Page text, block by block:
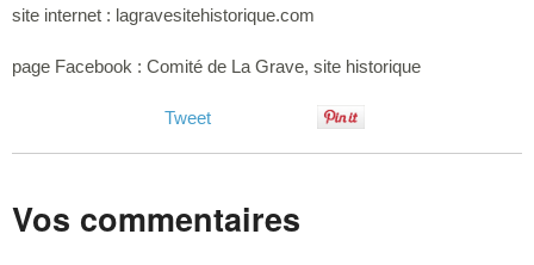
site internet : lagravesitehistorique.com
page Facebook : Comité de La Grave, site historique
Tweet
Vos commentaires